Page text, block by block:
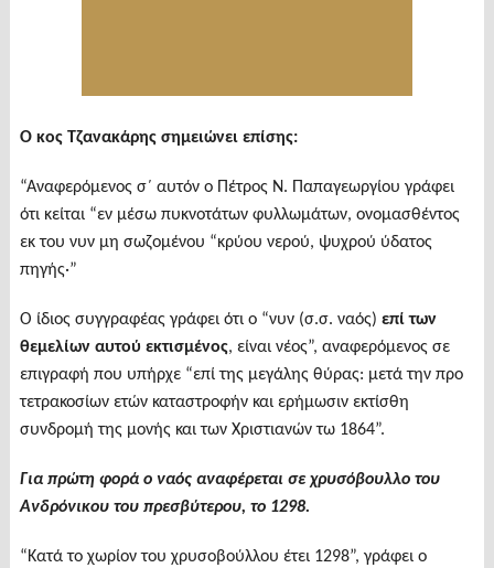
Ο κος Τζανακάρης σημειώνει επίσης:
“Αναφερόμενος σ΄ αυτόν ο Πέτρος Ν. Παπαγεωργίου γράφει
ότι κείται “εν μέσω πυκνοτάτων φυλλωμάτων, ονομασθέντος
εκ του νυν μη σωζομένου “κρύου νερού, ψυχρού ύδατος
πηγής·”
Ο ίδιος συγγραφέας γράφει ότι ο “νυν (σ.σ. ναός) επί των
θεμελίων αυτού εκτισμένος, είναι νέος”, αναφερόμενος σε
επιγραφή που υπήρχε “επί της μεγάλης θύρας: μετά την προ
τετρακοσίων ετών καταστροφήν και ερήμωσιν εκτίσθη
συνδρομή της μονής και των Χριστιανών τω 1864”.
Για πρώτη φορά ο ναός αναφέρεται σε χρυσόβουλλο του
Ανδρόνικου του πρεσβύτερου, το 1298.
“Κατά το χωρίον του χρυσοβούλλου έτει 1298”, γράφει ο